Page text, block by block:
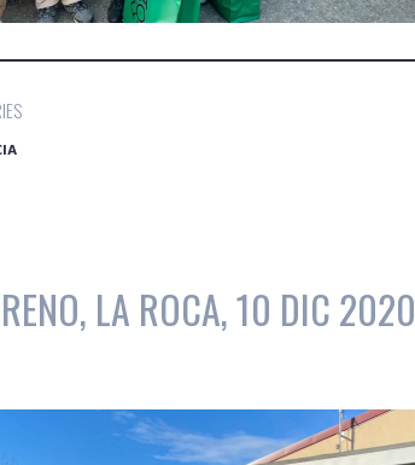
LA ROCA, 10 DIC 2020